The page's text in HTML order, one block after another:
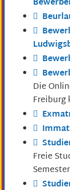
Die
Freie
Semester